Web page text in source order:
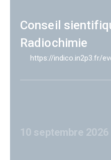
Conseil
Radiochimie
https://indico.in2p3.fr/
10 septembre 2026